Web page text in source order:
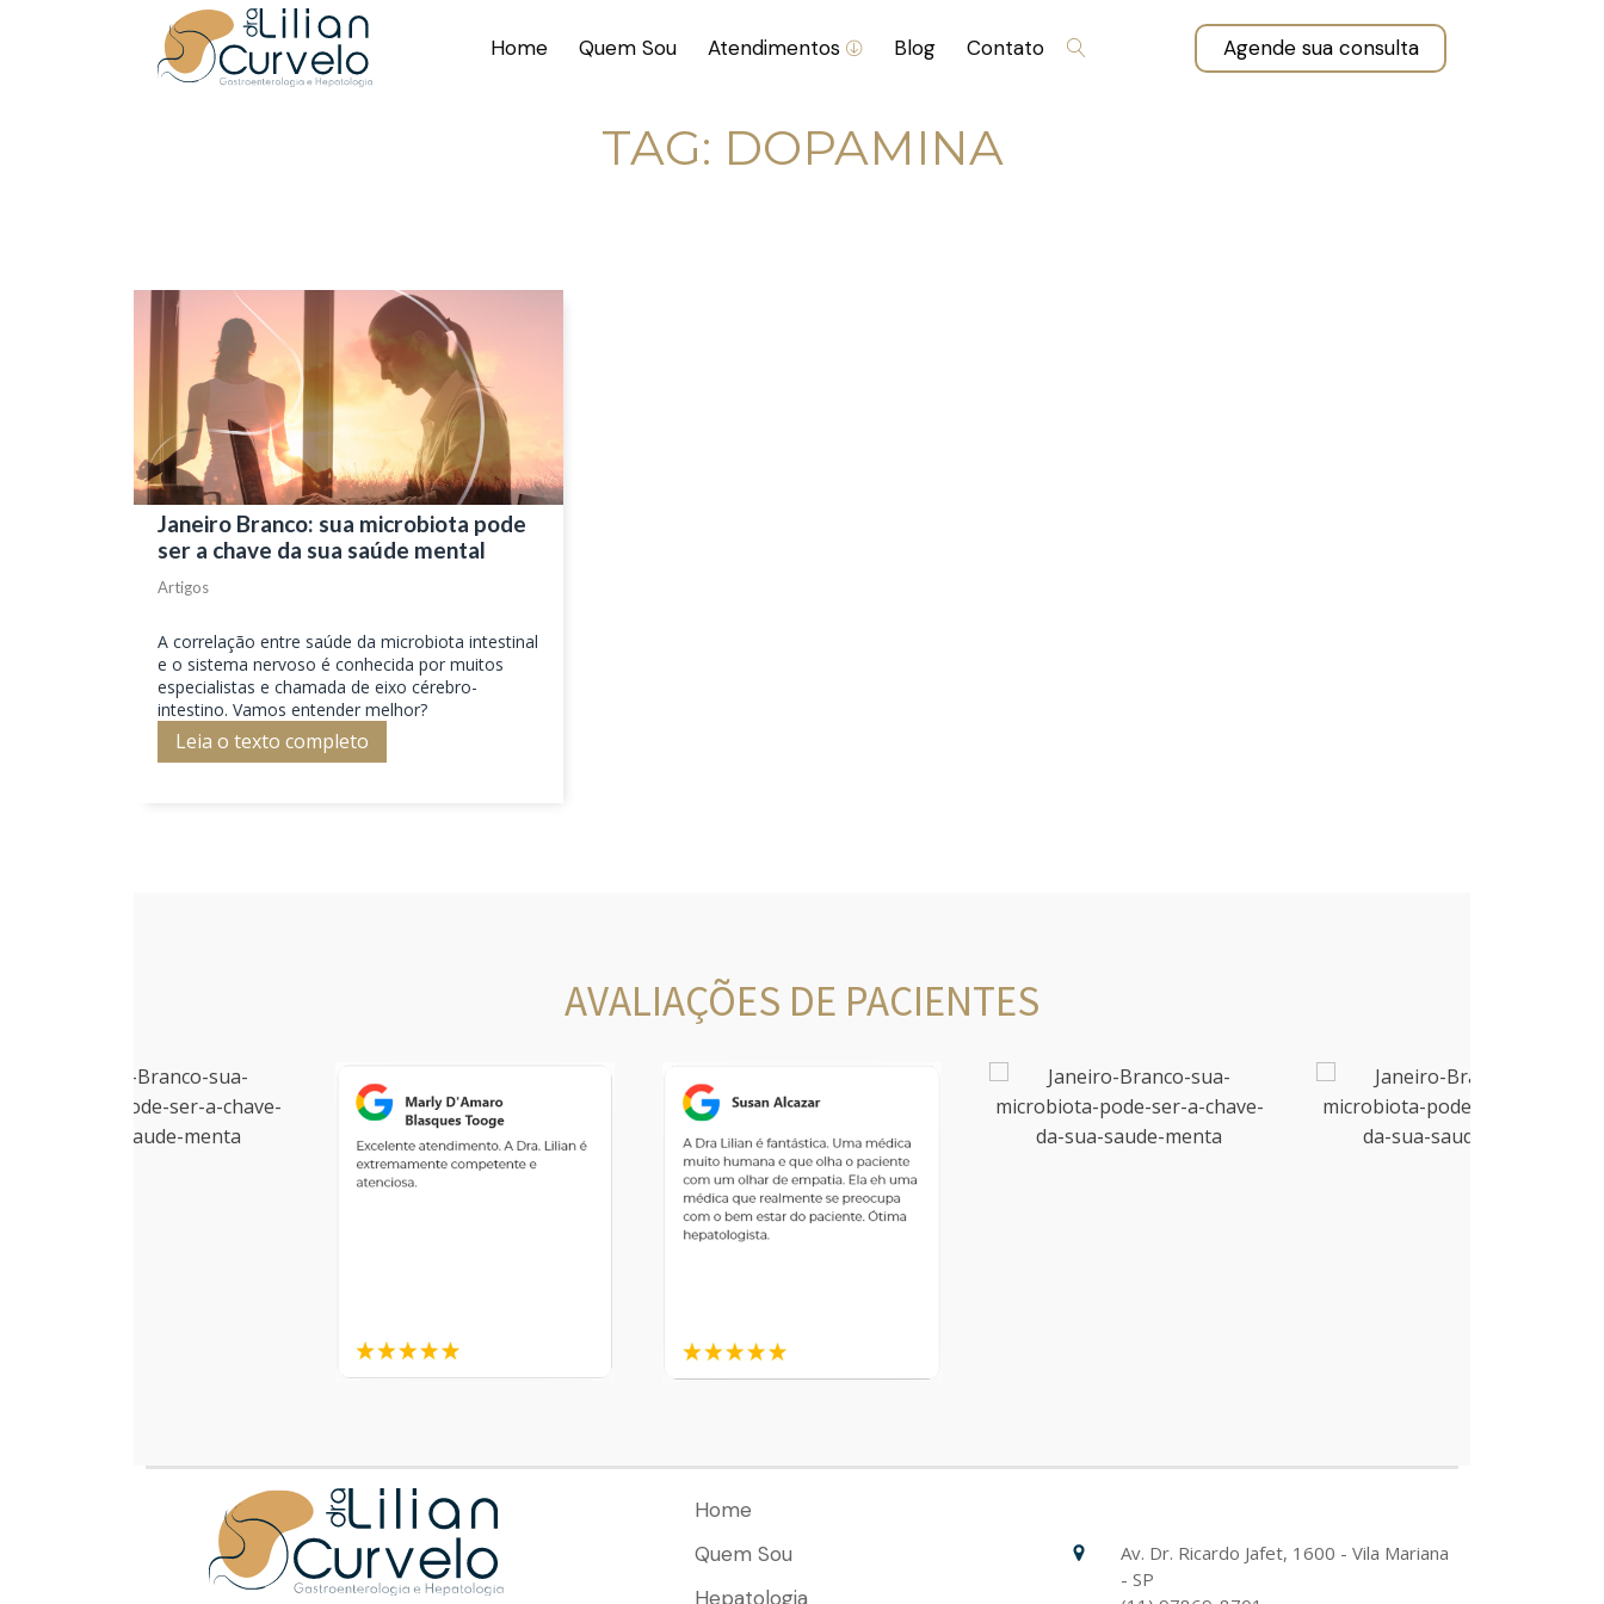
Home Quem Sou Atendimentos Blog Contato Agende sua consulta
TAG: DOPAMINA
Janeiro Branco: sua microbiota pode
ser a chave da sua saúde mental
Artigos
A correlação entre saúde da microbiota intestinal
e o sistema nervoso é conhecida por muitos
especialistas e chamada de eixo cérebro-
intestino. Vamos entender melhor?
Leia o texto completo
AVALIAÇÕES DE PACIENTES
Home
Quem Sou
Hepatologia
Av. Dr. Ricardo Jafet, 1600 - Vila Mariana
- SP